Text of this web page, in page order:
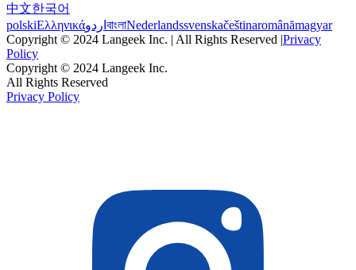
中文한국어
polskiΕλληνικάاردو বাংলাNederlandssvenskačeštinaromânămagyar
Copyright © 2024 Langeek Inc. | All Rights Reserved |Privacy
Policy
Copyright © 2024 Langeek Inc.
All Rights Reserved
Privacy Policy